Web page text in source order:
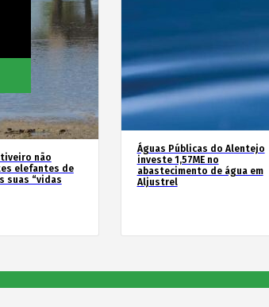
não
elefantes de
suas “vidas
Águas Públicas do Alentejo
investe 1,57ME no
abastecimento de água em
Aljustrel